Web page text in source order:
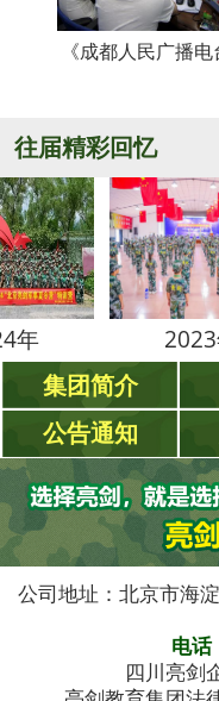
《成都人民广播电
往届精彩回忆
集团简介
公告通知
公司地址：北京市海
电
四川亮剑